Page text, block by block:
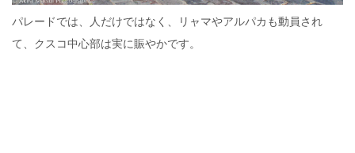
パレードでは、人だけではなく、リャマやアルパカも動員され
て、クスコ中心部は実に賑やかです。